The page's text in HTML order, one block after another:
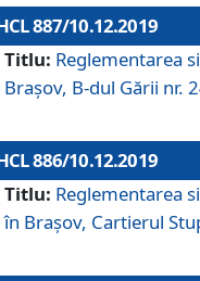
887/10.12.2019
Titlu: Reglementarea
Brașov, B-dul Gării nr.
886/10.12.2019
Titlu: Reglementarea
în Braşov, Cartierul